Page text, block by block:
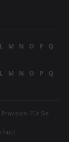
L M N O P
Q
L M N O P
Q
Für Sie